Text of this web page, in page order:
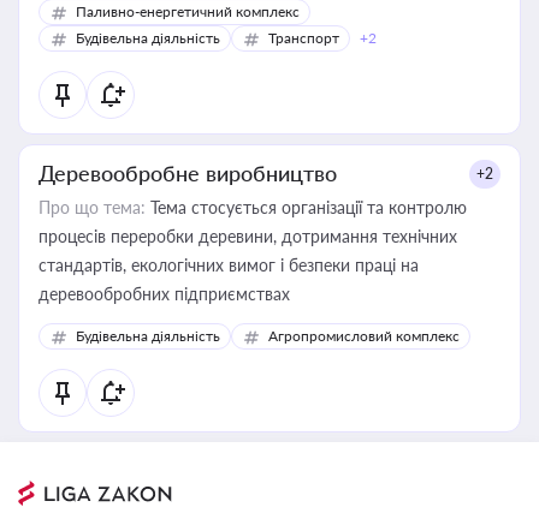
Паливно-енергетичний комплекс
Будівельна діяльність
Транспорт +2
Деревообробне виробництво +2
Про що тема: Тема стосується організації та контролю
процесів переробки деревини, дотримання технічних
стандартів, екологічних вимог і безпеки праці на
деревообробних підприємствах
Будівельна діяльність Агропромисловий комплекс